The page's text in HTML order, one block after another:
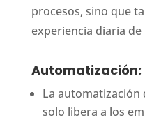
procesos, sino que
experiencia diaria
La automatización
solo libera a los